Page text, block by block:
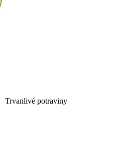
Trvanlivé potraviny